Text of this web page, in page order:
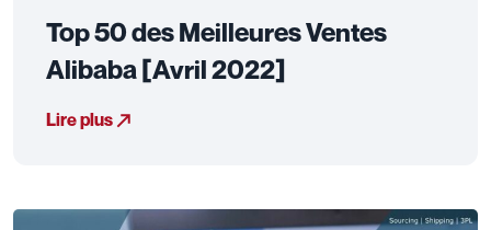
Top 50 des Meilleures Ventes
Alibaba [Avril 2022]
Lire plus